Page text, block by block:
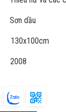
dầu
2008